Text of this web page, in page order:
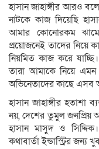
হাসান জাহাঙ্গীর আরও
নাটকে কাজ দিয়েছি
আমার কোনোরকম
প্রয়োজনেই তাদের নিয়ে
নিয়মিত কাজ করে
তারা আমাকে নিয়ে
অভিনেতাদের কাছে এসব
হাসান জাহাঙ্গীর
নয়, দেশের তুমুল জনপ্রিয়
হাসান মাসুদ ও
কথাবার্তা ইন্ডাস্ট্রির জন্য